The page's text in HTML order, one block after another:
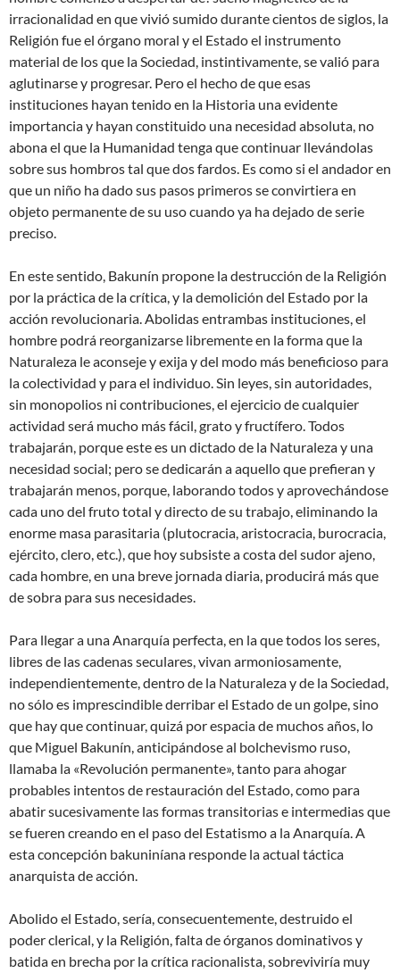
irracionalidad en que vivió sumido durante cientos de siglos, la
Religión fue el órgano moral y el Estado el instrumento
material de los que la Sociedad, instintivamente, se valió para
aglutinarse y progresar. Pero el hecho de que esas
instituciones hayan tenido en la Historia una evidente
importancia y hayan constituido una necesidad absoluta, no
abona el que la Humanidad tenga que continuar llevándolas
sobre sus hombros tal que dos fardos. Es como si el andador en
que un niño ha dado sus pasos primeros se convirtiera en
objeto permanente de su uso cuando ya ha dejado de serie
preciso.
En este sentido, Bakunín propone la destrucción de la Religión
por la práctica de la crítica, y la demolición del Estado por la
acción revolucionaria. Abolidas entrambas instituciones, el
hombre podrá reorganizarse libremente en la forma que la
Naturaleza le aconseje y exija y del modo más beneficioso para
la colectividad y para el individuo. Sin leyes, sin autoridades,
sin monopolios ni contribuciones, el ejercicio de cualquier
actividad será mucho más fácil, grato y fructífero. Todos
trabajarán, porque este es un dictado de la Naturaleza y una
necesidad social; pero se dedicarán a aquello que prefieran y
trabajarán menos, porque, laborando todos y aprovechándose
cada uno del fruto total y directo de su trabajo, eliminando la
enorme masa parasitaria (plutocracia, aristocracia, burocracia,
ejército, clero, etc.), que hoy subsiste a costa del sudor ajeno,
cada hombre, en una breve jornada diaria, producirá más que
de sobra para sus necesidades.
Para llegar a una Anarquía perfecta, en la que todos los seres,
libres de las cadenas seculares, vivan armoniosamente,
independientemente, dentro de la Naturaleza y de la Sociedad,
no sólo es imprescindible derribar el Estado de un golpe, sino
que hay que continuar, quizá por espacia de muchos años, lo
que Miguel Bakunín, anticipándose al bolchevismo ruso,
llamaba la «Revolución permanente», tanto para ahogar
probables intentos de restauración del Estado, como para
abatir sucesivamente las formas transitorias e intermedias que
se fueren creando en el paso del Estatismo a la Anarquía. A
esta concepción bakuniníana responde la actual táctica
anarquista de acción.
Abolido el Estado, sería, consecuentemente, destruido el
poder clerical, y la Religión, falta de órganos dominativos y
batida en brecha por la crítica racionalista, sobreviviría muy